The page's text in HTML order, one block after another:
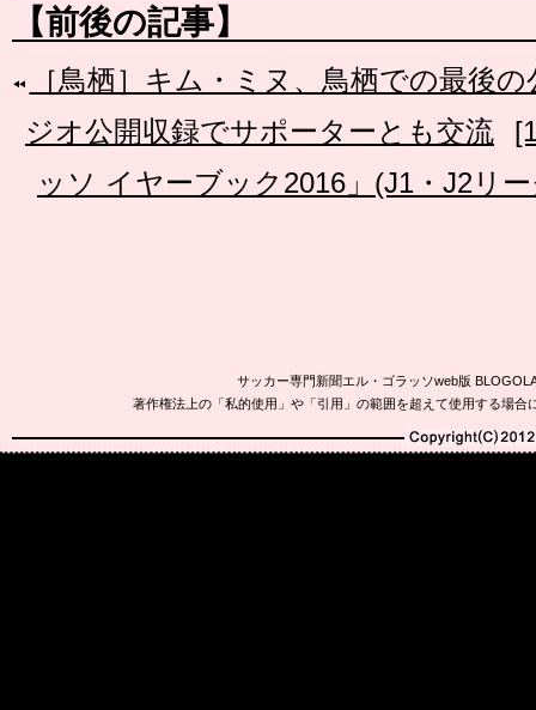
【前後の記事】
［鳥栖］キム・ミヌ、鳥栖での最後
ジオ公開収録でサポーターとも交流
ッソ イヤーブック2016」(J1・J2リ
サッカー専門新聞エル・ゴラッソweb版
著作権法上の「私的使用」や「引用」の範囲を超えて使用する場
Copyright(C)2010-